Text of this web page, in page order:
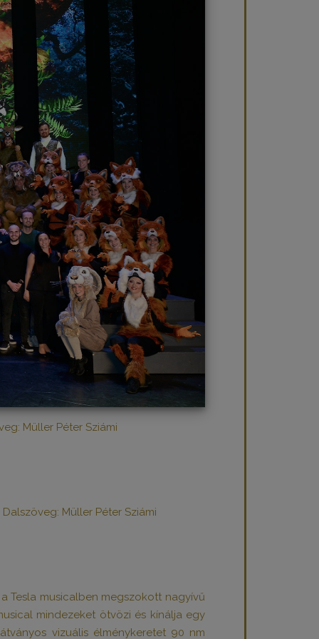
Müller Péter Sziámi
Müller Péter Sziámi
Tesla musicalben megszokott nagyívű
mindezeket ötvözi és kínálja egy
vizuális élménykeretet 90 nm